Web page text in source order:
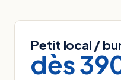
Petit local /
dès